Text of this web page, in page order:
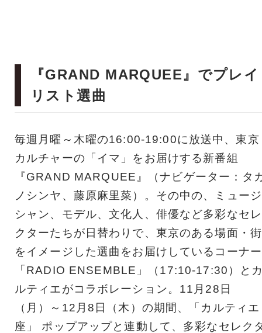
『GRAND MARQUEE』でプレイ
リスト選曲
毎週月曜～木曜の16:00-19:00に放送中、東京
カルチャーの「イマ」をお届けする新番組
『GRAND MARQUEE』（ナビゲーター：タ
ノシンヤ、藤原麻里菜）。その中の、ミュージ
シャン、モデル、文化人、俳優など多彩なセレ
クターたちが日替わりで、東京のある場面・街
をイメージした選曲をお届けしているコーナー
「RADIO ENSEMBLE」（17:10-17:30）と
ルティエがコラボレーション。11月28日
（月）～12月8日（木）の期間、「カルティエ
座」 ポップアップと連動して、多彩なセレク